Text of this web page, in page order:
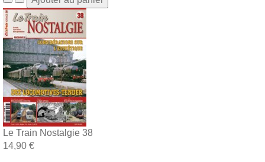
Le Train Nostalgie 38
14,90 €